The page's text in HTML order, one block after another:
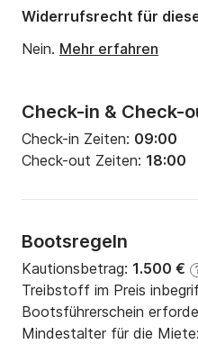
Check-in & Check-
Check-in Zeiten: 09:00
Check-out Zeiten: 18:00
Bootsregeln
Kautionsbetrag: 1.500 €
Treibstoff im Preis
Bootsführerschein
Mindestalter für die Miete:
Widerrufsrecht für
Nein. Mehr erfahren